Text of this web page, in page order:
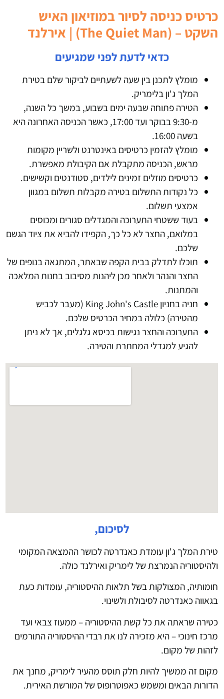
כרטיס כניסה לסיור במוזיאון האיש
השקט – (The Quiet Man) | אירלנד
כדאי לדעת לפני שמגיעים
מומלץ לתכנן בין שעה לשעתיים לביקור שלם בטירת
המלך ג'ון בלימריק.
הטירה פתוחה שבעה ימים בשבוע, במשך כל השנה,
מ-9:30 בבוקר ועד 17:00, כאשר הכניסה האחרונה היא
בשעה 16:00.
מומלץ להזמין כרטיסים באינטרנט ולשריין מקומות
מראש, הכניסה מתקבלת אם הקיבולת מאפשרת.
כרטיסים מוזלים זמינים לילדים, סטודנטים וקשישים.
כל נקודות התשלום בטירה מקבלות תשלום במגוון
אמצעי תשלום.
בעוד ששטחי התערוכה והמגדלים סגורים ומכוסים
במלואם, החצר לא כל כך, הקפידו להביא את ציוד הגשם
שלכם.
תוכלו לתדלק בבית הקפה שבאתר, המתגאה בנופים של
החצר והנהר ולאחר מכן ליהנות מסיבוב בחנות המלאכה
והמתנות.
חניה בחניון King John's Castle (מעבר לכביש
מהטירה) כלולה במחיר הכרטיס שלכם.
התערוכה והחצר נגישות בכיסא גלגלים, אך לא ניתן
להגיע למגדלי המחתרת והטירה.
לסיכום,
טירת המלך ג'ון עומדת כאנדרטה לכושר ההמצאה המקומי
ולהיסטוריה הנמרצת של לימריק ואירלנד כולה.
חומותיה, המצולקות בשל תלאות ההיסטוריה, עומדות כעת
בגאווה כאנדרטה לסיבולת ולשינוי.
כטירה שראתה את כל קשת ההיסטוריה – ממעוז צבאי ועד
מרכז חינוכי – היא מזכירה לנו את רבדי ההיסטוריה התורמים
לזהות של מקום.
מקום זה ממשיך להיות חלק תוסס מהעיר לימריק, מחנך את
הדורות הבאים ומשמש כאפוטרופוס של המורשת האירית.